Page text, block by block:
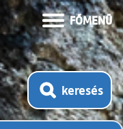
FŐMENÜ
keresés